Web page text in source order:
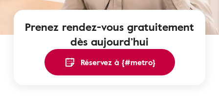
Prenez rendez-vous gratuitement
dès aujourd’hui
Réservez à {#metro}